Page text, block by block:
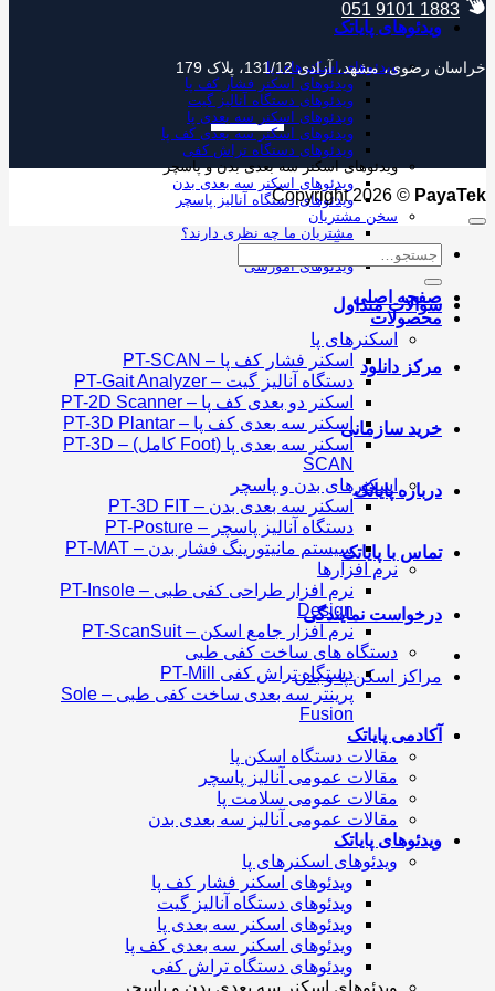
ویدئوهای پایاتک
ویدئوهای اسکنرهای پا
ویدئوهای اسکنر فشار کف پا
ویدئوهای دستگاه آنالیز گیت
ویدئوهای اسکنر سه بعدی پا
ویدئوهای اسکنر سه بعدی کف پا
ویدئوهای دستگاه تراش کفی
ویدئوهای اسکنر سه بعدی بدن و پاسچر
ویدئوهای اسکنر سه بعدی بدن
ویدئوهای دستگاه آنالیز پاسچر
سخن مشتریان
مشتریان ما چه نظری دارند؟
ویدئوهای آموزشی
ویدئوهای آموزشی
سوالات متداول
مرکز دانلود
خرید سازمانی
درباره پایاتک
تماس با پایاتک
درخواست نمایندگی
مراکز اسکن پا و بدن
051 9101 1883
خراسان رضوی، مشهد، آزادی 131/12، پلاک 179
Copyright 2026 © PayaTek
جستجو
صفحه اصلی
محصولات
اسکنرهای پا
اسکنر فشار کف پا – PT-SCAN
دستگاه آنالیز گیت – PT-Gait Analyzer
اسکنر دو بعدی کف پا – PT-2D Scanner
اسکنر سه بعدی کف پا – PT-3D Plantar
اسکنر سه بعدی پا (Foot کامل) – PT-3D
SCAN
اسکنرهای بدن و پاسچر
اسکنر سه بعدی بدن – PT-3D FIT
دستگاه آنالیز پاسچر – PT-Posture
سیستم مانیتورینگ فشار بدن – PT-MAT
نرم افزارها
نرم افزار طراحی کفی طبی – PT-Insole
Design
نرم افزار جامع اسکن – PT-ScanSuit
دستگاه های ساخت کفی طبی
دستگاه تراش کفی PT-Mill
پرینتر سه بعدی ساخت کفی طبی – Sole
Fusion
آکادمی پایاتک
مقالات دستگاه اسکن پا
مقالات عمومی آنالیز پاسچر
مقالات عمومی سلامت پا
مقالات عمومی آنالیز سه بعدی بدن
ویدئوهای پایاتک
ویدئوهای اسکنرهای پا
ویدئوهای اسکنر فشار کف پا
ویدئوهای دستگاه آنالیز گیت
ویدئوهای اسکنر سه بعدی پا
ویدئوهای اسکنر سه بعدی کف پا
ویدئوهای دستگاه تراش کفی
ویدئوهای اسکنر سه بعدی بدن و پاسچر